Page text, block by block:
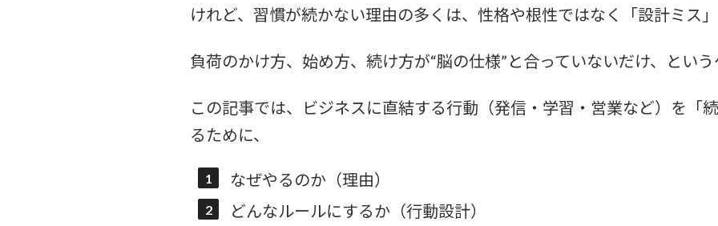
けれど、習慣が続かない理由の多くは、性格や根性ではなく「設計ミス
負荷のかけ方、始め方、続け方が“脳の仕様”と合っていないだけ、とい
この記事では、ビジネスに直結する行動（発信・学習・営業など）を「
るために、
なぜやるのか（理由）
どんなルールにするか（行動設計）